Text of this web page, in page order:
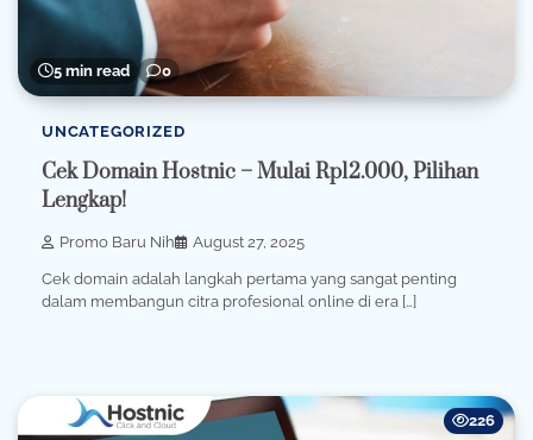
5 min read 0
UNCATEGORIZED
Cek Domain Hostnic – Mulai Rp12.000, Pilihan
Lengkap!
Promo Baru Nih August 27, 2025
Cek domain adalah langkah pertama yang sangat penting
dalam membangun citra profesional online di era […]
226